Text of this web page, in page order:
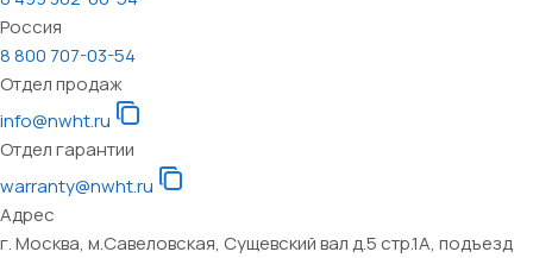
Россия
8 800 707-03-54
Отдел продаж
info@nwht.ru
Отдел гарантии
warranty@nwht.ru
Адрес
г. Москва, м.Савеловская, Сущевский вал д.5 стр.1А, подъезд